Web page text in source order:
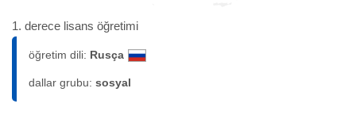
1. derece lisans öğretimi
öğretim dili: Rusça
dallar grubu: sosyal